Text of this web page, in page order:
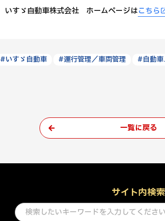
いすゞ自動車株式会社 ホームページはこちら
#いすゞ自動車 #運行管理／車両管理 #自動車
一覧に戻る
サイト内検索